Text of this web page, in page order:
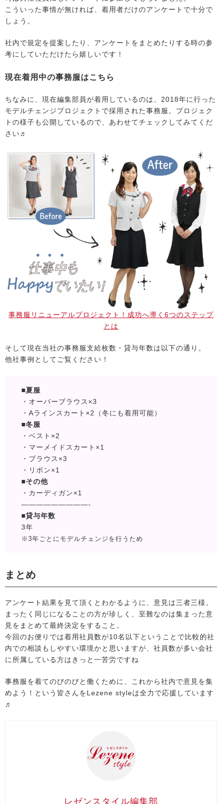
こういった事情が無ければ、着用者だけのアンケートで十分で
しょう。
社内で規定を提案したり、アンケートをまとめたりする時の参
考にしていただけたら嬉しいです！
現在着用中の事務服はこちら
ちなみに、現在編集部員が着用しているのは、2018年に行った
モデルチェンジプロジェクトで採用された事務服。プロジェク
トの様子も公開しているので、あわせてチェックしてみてくだ
さい♬
事務服リニューアルプロジェクト！成功へ導く6つのステップ
とは
そして現在当社の事務服支給枚数・貸与年数は以下の通り。
他社事例としてご覧ください！
■夏服
・オーバーブラウス×3
・Aラインスカート×2（冬にも着用可能）
■冬服
・ベスト×2
・マーメイドスカート×1
・ブラウス×3
・リボン×1
■その他
・カーディガン×1
—————————-
■貸与年数
3年
※3年ごとにモデルチェンジを行うため
まとめ
アンケート結果を見て頂くとわかるように、意見は三者三様。
まったく同じになることの方が珍しく、至難なのは集まった意
見をまとめて最終決定をすること。
今回のお便りでは着用社員数が10名以下ということで比較的社
内での相談もしやすい環境かと思いますが、社員数が多い会社
に所属している方はきっと一苦労ですね
事務服を着てのびのびと働くために、これから社内で意見を集
めよう！という皆さんをLezene styleは全力で応援しています
♬
レゼンスタイル編集部